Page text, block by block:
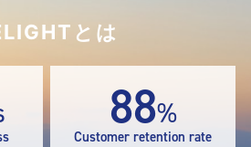
とは
88%
Customer retention rate